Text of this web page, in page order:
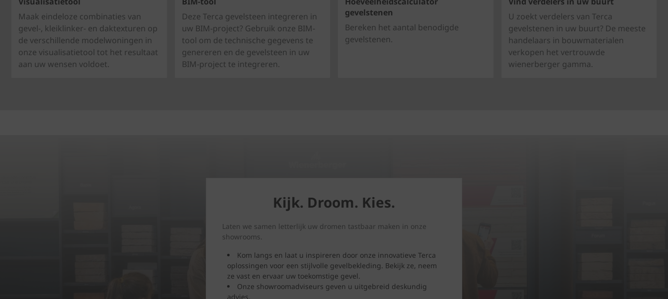
Maak eindeloze combinaties van
gevel-, kleiklinker- en daktexturen op
de verschillende modelwoningen in
onze visualisatietool tot het resultaat
aan uw wensen voldoet.
Deze Terca gevelsteen integreren in
uw BIM-project? Gebruik onze BIM-
tool om de technische gegevens te
genereren en de gevelsteen in uw
BIM-project te integreren.
gevelstenen
Bereken het aantal benodigde
gevelstenen.
U zoekt verdelers van Terca
gevelstenen in uw buurt? De meeste
handelaars in bouwmaterialen
verkopen het vertrouwde
wienerberger gamma.
Kijk. Droom. Kies.
Laten we samen letterlijk uw dromen tastbaar maken in onze
showrooms.
Kom langs en laat u inspireren door onze innovatieve Terca
oplossingen voor een stijlvolle gevelbekleding. Bekijk ze, neem
ze vast en ervaar uw toekomstige gevel.
Onze showroomadviseurs geven u uitgebreid deskundig
advies.